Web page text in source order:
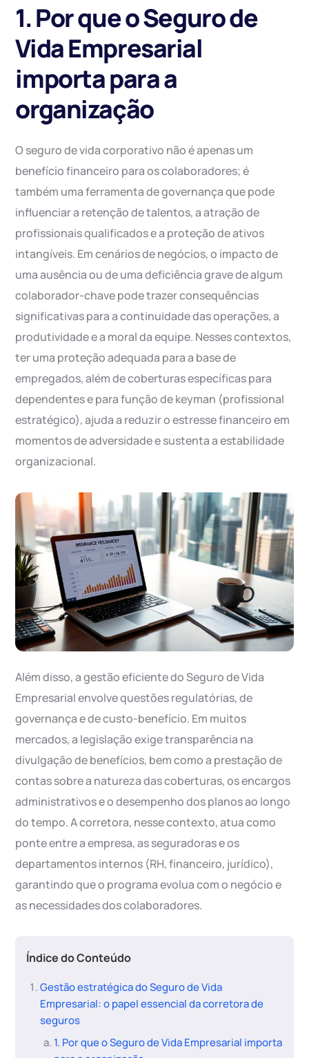
1. Por que o Seguro de
Vida Empresarial
importa para a
organização
O seguro de vida corporativo não é apenas um
benefício financeiro para os colaboradores; é
também uma ferramenta de governança que pode
influenciar a retenção de talentos, a atração de
profissionais qualificados e a proteção de ativos
intangíveis. Em cenários de negócios, o impacto de
uma ausência ou de uma deficiência grave de algum
colaborador-chave pode trazer consequências
significativas para a continuidade das operações, a
produtividade e a moral da equipe. Nesses contextos,
ter uma proteção adequada para a base de
empregados, além de coberturas específicas para
dependentes e para função de keyman (profissional
estratégico), ajuda a reduzir o estresse financeiro em
momentos de adversidade e sustenta a estabilidade
organizacional.
Além disso, a gestão eficiente do Seguro de Vida
Empresarial envolve questões regulatórias, de
governança e de custo-benefício. Em muitos
mercados, a legislação exige transparência na
divulgação de benefícios, bem como a prestação de
contas sobre a natureza das coberturas, os encargos
administrativos e o desempenho dos planos ao longo
do tempo. A corretora, nesse contexto, atua como
ponte entre a empresa, as seguradoras e os
departamentos internos (RH, financeiro, jurídico),
garantindo que o programa evolua com o negócio e
as necessidades dos colaboradores.
Índice do Conteúdo
Gestão estratégica do Seguro de Vida
Empresarial: o papel essencial da corretora de
seguros
1. Por que o Seguro de Vida Empresarial importa